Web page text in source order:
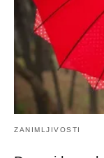
ZANIMLJIVOSTI